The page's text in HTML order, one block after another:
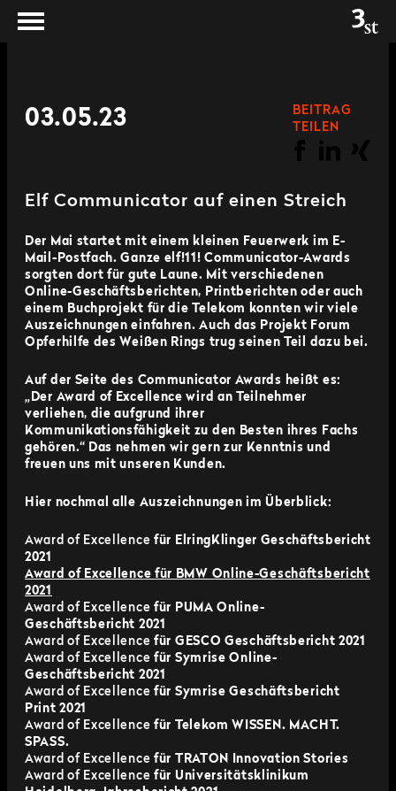
03.05.23
BEITRAG
TEILEN
Elf Communicator auf einen Streich
Der Mai startet mit einem kleinen Feuerwerk im E-
Mail-Postfach. Ganze elf!11! Communicator-Awards
sorgten dort für gute Laune. Mit verschiedenen
Online-Geschäftsberichten, Printberichten oder auch
einem Buchprojekt für die Telekom konnten wir viele
Auszeichnungen einfahren. Auch das Projekt Forum
Opferhilfe des Weißen Rings trug seinen Teil dazu bei.
Auf der Seite des Communicator Awards heißt es:
„Der Award of Excellence wird an Teilnehmer
verliehen, die aufgrund ihrer
Kommunikationsfähigkeit zu den Besten ihres Fachs
gehören.“ Das nehmen wir gern zur Kenntnis und
freuen uns mit unseren Kunden.
Hier nochmal alle Auszeichnungen im Überblick:
Award of Excellence für ElringKlinger Geschäftsbericht
2021
Award of Excellence für BMW Online-Geschäftsbericht
2021
Award of Excellence für PUMA Online-
Geschäftsbericht 2021
Award of Excellence für GESCO Geschäftsbericht 2021
Award of Excellence für Symrise Online-
Geschäftsbericht 2021
Award of Excellence für Symrise Geschäftsbericht
Print 2021
Award of Excellence für Telekom WISSEN. MACHT.
SPASS.
Award of Excellence für TRATON Innovation Stories
Award of Excellence für Universitätsklinikum